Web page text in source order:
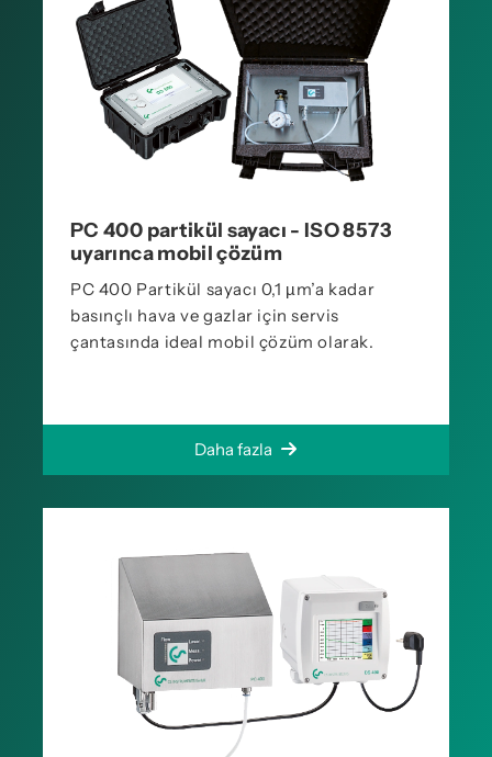
PC 400 partikül sayacı - ISO 8573
uyarınca mobil çözüm
PC 400 Partikül sayacı 0,1 µm’a kadar
basınçlı hava ve gazlar için servis
çantasında ideal mobil çözüm olarak.
Daha fazla